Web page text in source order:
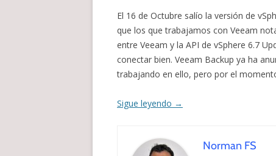
El 16 de Octubre salío la versión de
que los que trabajamos con Veeam
entre Veeam y la API de vSphere 6.7
conectar bien. Veeam Backup ya ha
trabajando en ello, pero por el
Sigue leyendo →
Norman FS